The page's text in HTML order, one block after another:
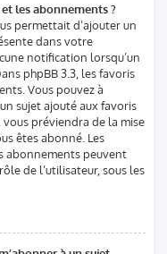
les abonnements ?
permettait d’ajouter un
dans votre
notification lorsqu’un
phpBB 3.3, les favoris
Vous pouvez à
sujet ajouté aux favoris
vous préviendra de la mise
êtes abonné. Les
abonnements peuvent
de l’utilisateur, sous les